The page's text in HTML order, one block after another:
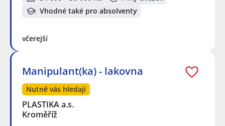
Vhodné také pro absolventy
včerejší
Manipulant(ka) - lakovna
Nutně vás hledají
PLASTIKA a.s.
Kroměříž